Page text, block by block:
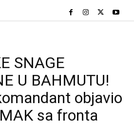
SNAGE
U BAHMUTU!
objavio
sa fronta